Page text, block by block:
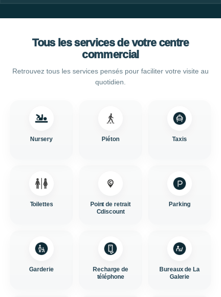
Tous les services de votre centre
commercial
Retrouvez tous les services pensés pour faciliter votre visite au
quotidien.
Nursery Piéton Taxis
Toilettes
Point de retrait
Cdiscount
Parking
Garderie
Recharge de
téléphone
Bureaux de La
Galerie